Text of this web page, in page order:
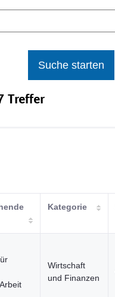
Suche starten
Treffer
Kategorie
Wirtschaft
und Finanzen